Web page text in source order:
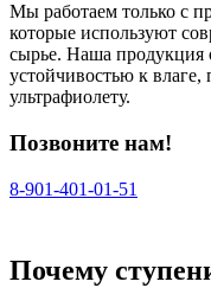
Мы работаем только с
которые используют
сырье. Наша продукция
устойчивостью к влаге,
ультрафиолету.
Позвоните нам!
8-901-401‑01‑51‬
Почему